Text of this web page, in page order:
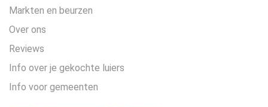
Markten en beurzen
Over ons
Reviews
Info over je gekochte luiers
Info voor gemeenten